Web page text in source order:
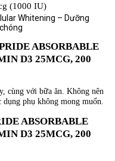
(1000 IU)
Whitening – Dưỡng
ABSORBABLE
D3 25MCG, 200
cùng với bữa ăn. Không nên
phụ không mong muốn.
ABSORBABLE
D3 25MCG, 200